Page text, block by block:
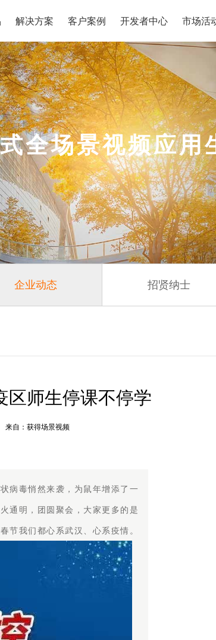
解决方案 客户案例 开发者中心 市场活
全场景视频应用
企业动态 招贤纳士
区师生停课不停学
来自：获得场景视频
病毒悄然来袭，为鼠年增添了一
通明，团圆聚会，大家更多的是
节我们都心系武汉、心系疫情。